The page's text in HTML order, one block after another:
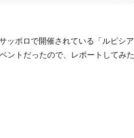
ッポロで開催されている「ルピシア
ントだったので、レポートしてみた